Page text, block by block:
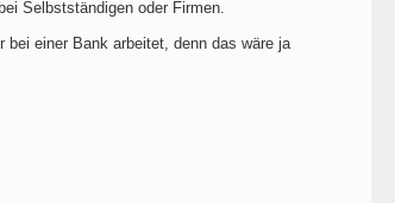
Selbstständigen oder Firmen.
einer Bank arbeitet, denn das wäre ja